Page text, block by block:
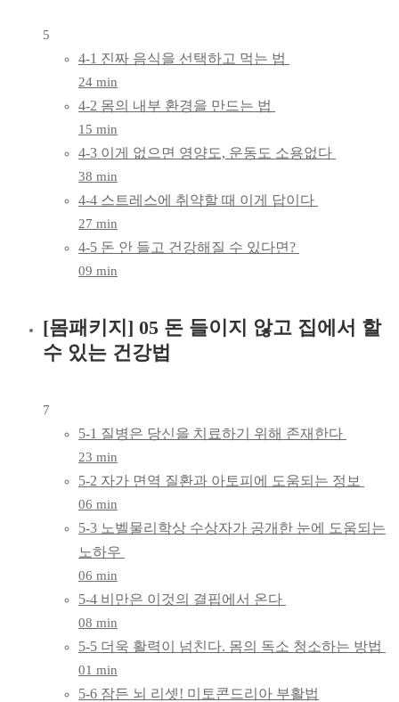
5
4-1 진짜 음식을 선택하고 먹는 법
24 min
4-2 몸의 내부 환경을 만드는 법
15 min
4-3 이게 없으면 영양도, 운동도 소용없다
38 min
4-4 스트레스에 취약할 때 이게 답이다
27 min
4-5 돈 안 들고 건강해질 수 있다면?
09 min
[몸패키지] 05 돈 들이지 않고 집에서 할
수 있는 건강법
7
5-1 질병은 당신을 치료하기 위해 존재한다
23 min
5-2 자가 면역 질환과 아토피에 도움되는 정보
06 min
5-3 노벨물리학상 수상자가 공개한 눈에 도움되는
노하우
06 min
5-4 비만은 이것의 결핍에서 온다
08 min
5-5 더욱 활력이 넘친다. 몸의 독소 청소하는 방법
01 min
5-6 잠든 뇌 리셋! 미토콘드리아 부활법